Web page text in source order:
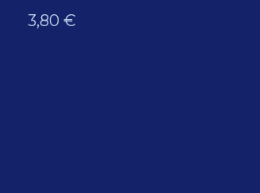
3,80 €